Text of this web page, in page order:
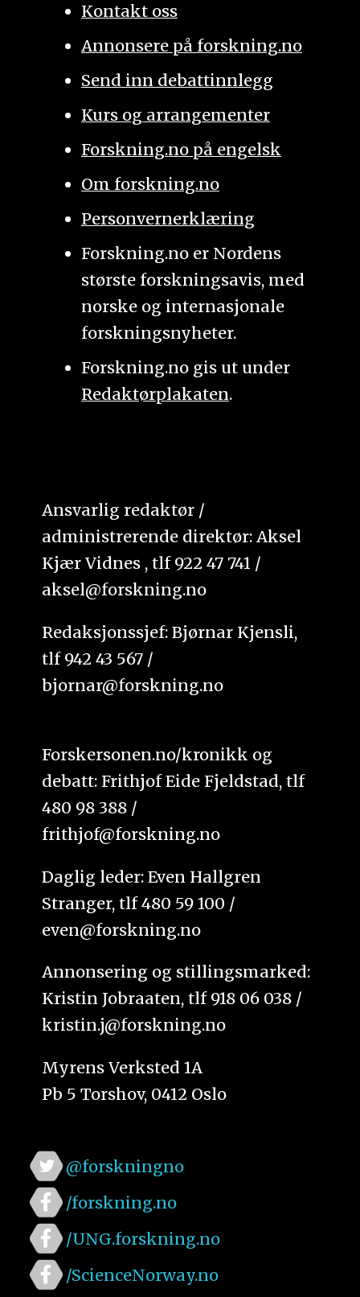
Kontakt oss
Annonsere på forskning.no
Send inn debattinnlegg
Kurs og arrangementer
Forskning.no på engelsk
Om forskning.no
Personvernerklæring
Forskning.no er Nordens
største forskningsavis, med
norske og internasjonale
forskningsnyheter.
Forskning.no gis ut under
Redaktørplakaten.
Ansvarlig redaktør /
administrerende direktør: Aksel
Kjær Vidnes , tlf 922 47 741 /
aksel@forskning.no
Redaksjonssjef: Bjørnar Kjensli,
tlf 942 43 567 /
bjornar@forskning.no
Forskersonen.no/kronikk og
debatt: Frithjof Eide Fjeldstad, tlf
480 98 388 /
frithjof@forskning.no
Daglig leder: Even Hallgren
Stranger, tlf 480 59 100 /
even@forskning.no
Annonsering og stillingsmarked:
Kristin Jobraaten, tlf 918 06 038 /
kristin.j@forskning.no
Myrens Verksted 1A
Pb 5 Torshov, 0412 Oslo
@forskningno
/forskning.no
/UNG.forskning.no
/ScienceNorway.no